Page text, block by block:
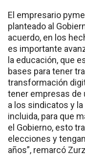
El empresario
planteado al
acuerdo, en los
es importante
la educación, que
bases para tener
transformación
tener empresas de
a los sindicatos y
incluida, para que
el Gobierno, esto
elecciones y
años”, remarcó